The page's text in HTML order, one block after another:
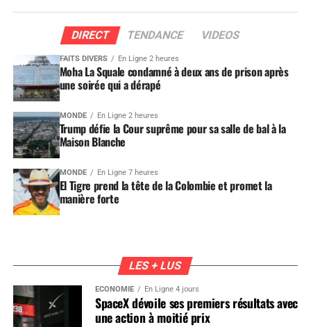
DIRECT TENDANCE VIDEOS
FAITS DIVERS En Ligne 2 heures
Moha La Squale condamné à deux ans de prison après
une soirée qui a dérapé
MONDE En Ligne 2 heures
Trump défie la Cour suprême pour sa salle de bal à la
Maison Blanche
MONDE En Ligne 7 heures
El Tigre prend la tête de la Colombie et promet la
manière forte
LES + LUS
ÉCONOMIE En Ligne 4 jours
SpaceX dévoile ses premiers résultats avec
une action à moitié prix